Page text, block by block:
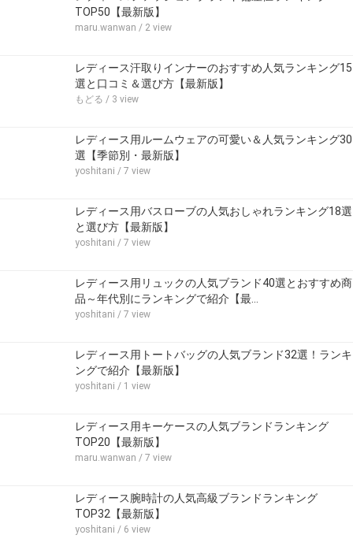
TOP50【最新版】
maru.wanwan / 2 view
レディース汗取りインナーのおすすめ人気ランキング15
選と口コミ＆選び方【最新版】
もどる / 3 view
レディース用ルームウェアの可愛い＆人気ランキング30
選【季節別・最新版】
yoshitani / 7 view
レディース用バスローブの人気おしゃれランキング18選
と選び方【最新版】
yoshitani / 7 view
レディース用リュックの人気ブランド40選とおすすめ商
品～年代別にランキングで紹介【最…
yoshitani / 7 view
レディース用トートバッグの人気ブランド32選！ランキ
ングで紹介【最新版】
yoshitani / 1 view
レディース用キーケースの人気ブランドランキング
TOP20【最新版】
maru.wanwan / 7 view
レディース腕時計の人気高級ブランドランキング
TOP32【最新版】
yoshitani / 6 view